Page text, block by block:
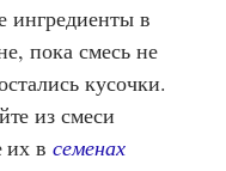
ингредиенты в
пока смесь не
кусочки.
из смеси
их всеменах